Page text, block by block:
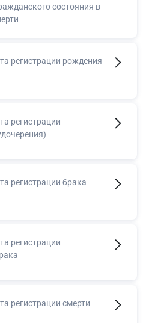
состояния в
регистрации рождения
регистрации
регистрации брака
регистрации
регистрации смерти